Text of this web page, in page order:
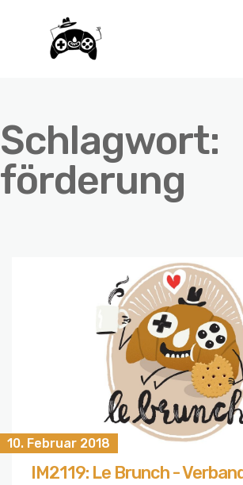
Schlagwort:
förderung
10. Februar 2018
IM2119: Le Brunch -